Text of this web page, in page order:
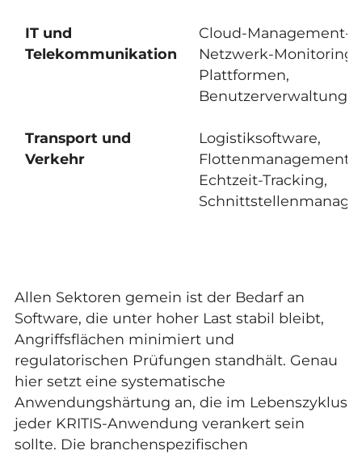
IT und
Telekommunikation
Cloud-Management-
Netzwerk-Monitoring,
Plattformen,
Benutzerverwaltung
Transport und
Verkehr
Logistiksoftware,
Flottenmanagement,
Echtzeit-Tracking,
Allen Sektoren gemein ist der Bedarf an
Software, die unter hoher Last stabil bleibt,
Angriffsflächen minimiert und
regulatorischen Prüfungen standhält. Genau
hier setzt eine systematische
Anwendungshärtung an, die im Lebenszyklus
jeder KRITIS-Anwendung verankert sein
sollte. Die branchenspezifischen